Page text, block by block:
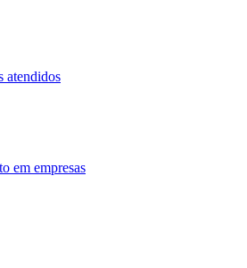
atendidos
em empresas